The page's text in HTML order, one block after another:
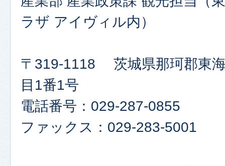
ラザ アイヴィル内）
〒319-1118 茨城県那珂郡東
目1番1号
電話番号：029-287-0855
ファックス：029-283-5001